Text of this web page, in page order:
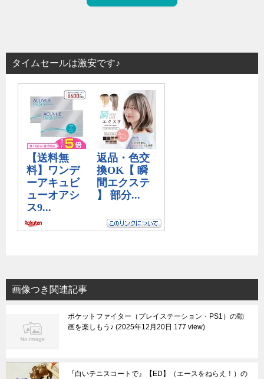
タイムセールは激安です♪
画像つき関連記事
ポケットファイター（プレイステーション・PS1）の動
画を楽しもう♪ 2025年12月20日 177 view
『白いテニスコートで』【ED】（エースをねらえ！）の